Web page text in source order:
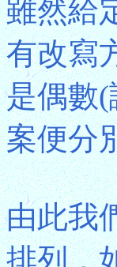
雖然給
有改寫
是偶數
案便分
由此我
排列，